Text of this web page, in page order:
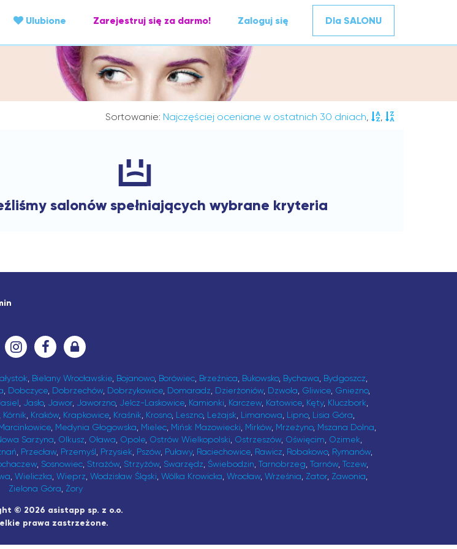
Ulubione Zarejestruj się za darmo! Zaloguj się Dla SALONU
Sortowanie: Najczęściej oceniane w ostatnich 30 dniach, ,
salonów spełniających wybrane kryteria
Bielany Wrocławskie, Bojanowo, Borówiec, Brzeźnica Bukowsko, Bychawa Bydgoszcz
Dobczyce, Dobrzechów, Dobrzykowice, Domaradz Dzierżoniów, Dzwola Gliwice, Gniezno,
Jasło, Jawor Jaworzno, Jelcz-Laskowice Kamionki Karczew Katowice Kęty, Kluczbork
Kórnik Kraków Krapkowice Kraśnik Krosno, Leszno, Leżajsk Limanowa Lipno, Lisia Góra
, Medynia Głogowska Mielec, Mińsk Mazowiecki Mirków, Mrzeżyno, Mszana Dolna
Sarzyna Olkusz Oława Opole, Ostrów Wielkopolski Ostrzeszów, Oświęcim Ozimek
Przecław, Przemyśl Przysiek Pszów, Puławy, Raciechowice, Rawicz Robakowo, Rymanów,
, Sosnowiec, Strażów, Strzyżów, Swarzędz Świebodzin Tarnobrzeg Tarnów, Tczew,
Wieliczka Wieprz Wodzisław Śląski Wólka Krowicka Wrocław Września Zator Zawonia
Zielona Góra Żory
© 2026 asistapp sp. z o.o.
prawa zastrzeżone.